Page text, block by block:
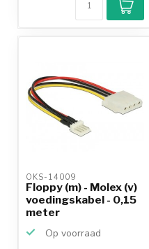
OKS-14009
Floppy (m) - Molex (v)
voedingskabel - 0,15
meter
Op voorraad